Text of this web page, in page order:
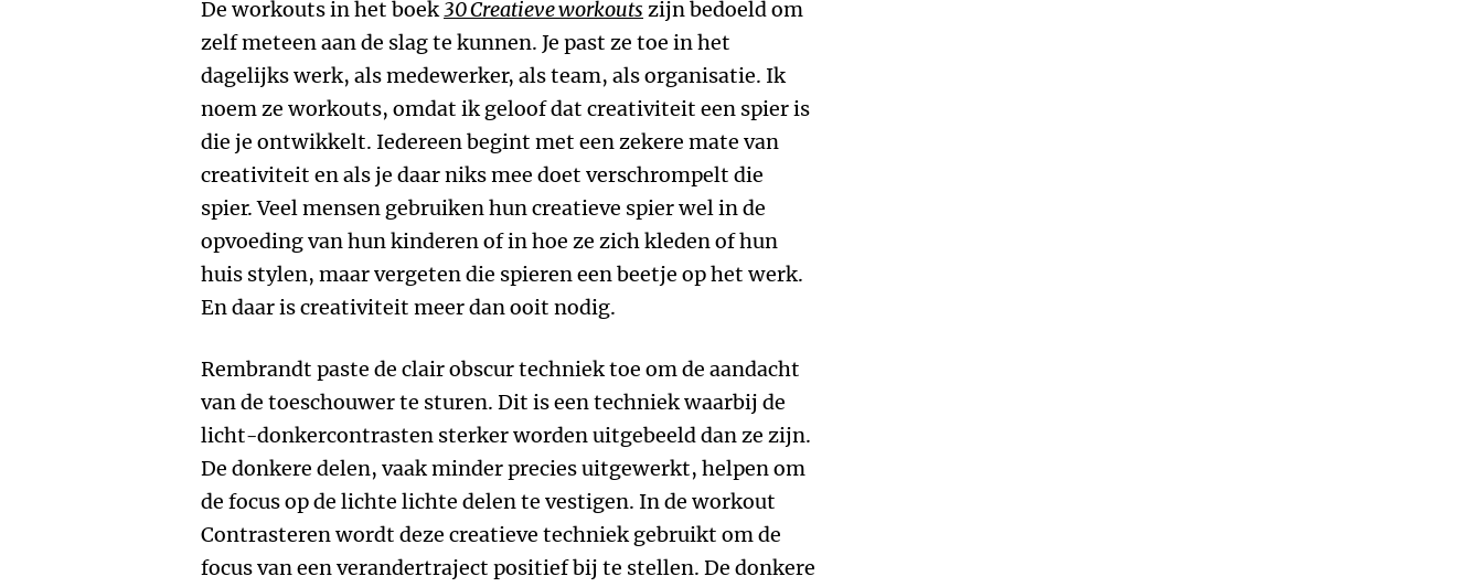
De workouts in het boek30 Creatieve workouts zijn bedoeld om
zelf meteen aan de slag te kunnen. Je past ze toe in het
dagelijks werk, als medewerker, als team, als organisatie. Ik
noem ze workouts, omdat ik geloof dat creativiteit een spier is
die je ontwikkelt. Iedereen begint met een zekere mate van
creativiteit en als je daar niks mee doet verschrompelt die
spier. Veel mensen gebruiken hun creatieve spier wel in de
opvoeding van hun kinderen of in hoe ze zich kleden of hun
huis stylen, maar vergeten die spieren een beetje op het werk.
En daar is creativiteit meer dan ooit nodig.
Rembrandt paste de clair obscur techniek toe om de aandacht
van de toeschouwer te sturen. Dit is een techniek waarbij de
licht-donkercontrasten sterker worden uitgebeeld dan ze zijn.
De donkere delen, vaak minder precies uitgewerkt, helpen om
de focus op de lichte lichte delen te vestigen. In de workout
Contrasteren wordt deze creatieve techniek gebruikt om de
focus van een verandertraject positief bij te stellen. De donkere